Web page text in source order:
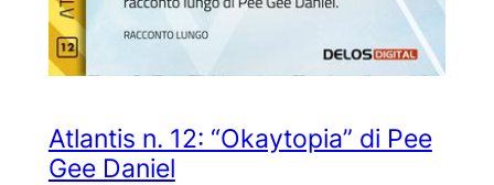
Atlantis n. 12: “Okaytopia” di Pee
Gee Daniel